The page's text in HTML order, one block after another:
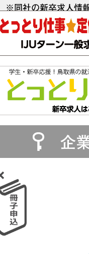
※同社の新卒求人情
現在、とりナビ
企